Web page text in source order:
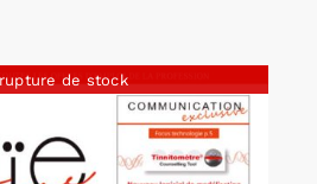
de stock